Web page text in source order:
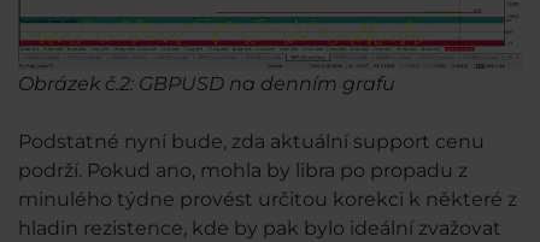
Obrázek č.2: GBPUSD na denním grafu
Podstatné nyní bude, zda aktuální support cenu
podrží. Pokud ano, mohla by libra po propadu z
minulého týdne provést určitou korekci k některé z
hladin rezistence, kde by pak bylo ideální zvažovat